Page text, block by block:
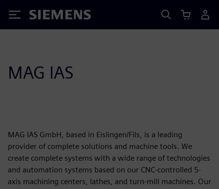
Siemens
MAG IAS
MAG IAS GmbH, based in Eislingen/Fils, is a leading
provider of complete solutions and machine tools. We
create complete systems with a wide range of technologies
and automation systems based on our CNC-controlled 5-
axis machining centers, lathes, and turn-mill machines. Our